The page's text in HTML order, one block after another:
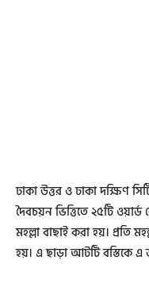
ঢাকা উত্তর ও ঢাকা দক্ষিণ
দৈবচয়ন ভিত্তিতে ২৫টি
মহল্লা বাছাই করা হয়। প্রতি
হয়। এ ছাড়া আটটি বস্তিকে এ